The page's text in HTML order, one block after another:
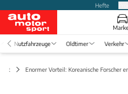
Hefte
Nutzfahrzeuge Oldtimer Verkehr
Enormer Vorteil: Koreanische Forscher